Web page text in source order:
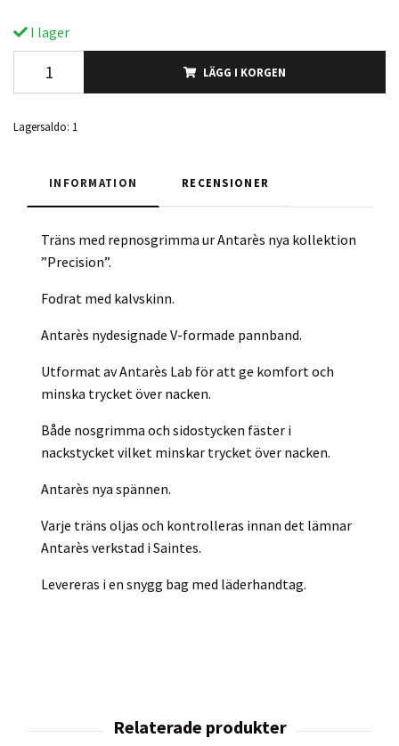
I lager
LÄGG I KORGEN
Lagersaldo: 1
INFORMATION RECENSIONER
Träns med repnosgrimma ur Antarès nya kollektion
”Precision”.
Fodrat med kalvskinn.
Antarès nydesignade V-formade pannband.
Utformat av Antarès Lab för att ge komfort och
minska trycket över nacken.
Både nosgrimma och sidostycken fäster i
nackstycket vilket minskar trycket över nacken.
Antarès nya spännen.
Varje träns oljas och kontrolleras innan det lämnar
Antarès verkstad i Saintes.
Levereras i en snygg bag med läderhandtag.